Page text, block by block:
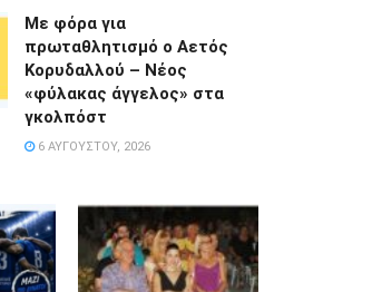
Με φόρα για
πρωταθλητισμό ο Αετός
Κορυδαλλού – Νέος
«φύλακας άγγελος» στα
γκολπόστ
6 ΑΥΓΟΎΣΤΟΥ, 2026